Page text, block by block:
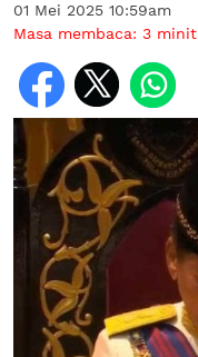
01 Mei 2025 10:59am
Masa membaca: 3 minit